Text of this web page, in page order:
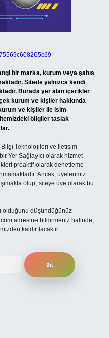
bir marka, kurum veya şahıs
Sitede yalnızca kendi
Burada yer alan içerikler
kurum ve kişiler hakkında
ve kişiler ile isim
bilgiler taslak
Teknolojileri ve İletişim
Yer Sağlayıcı olarak hizmet
proaktif olarak denetleme
Ancak, üyelerimiz
olup, siteye üye olarak bu
olduğunu düşündüğünüz
adresine bildirmeniz halinde,
kaldırılacaktır.